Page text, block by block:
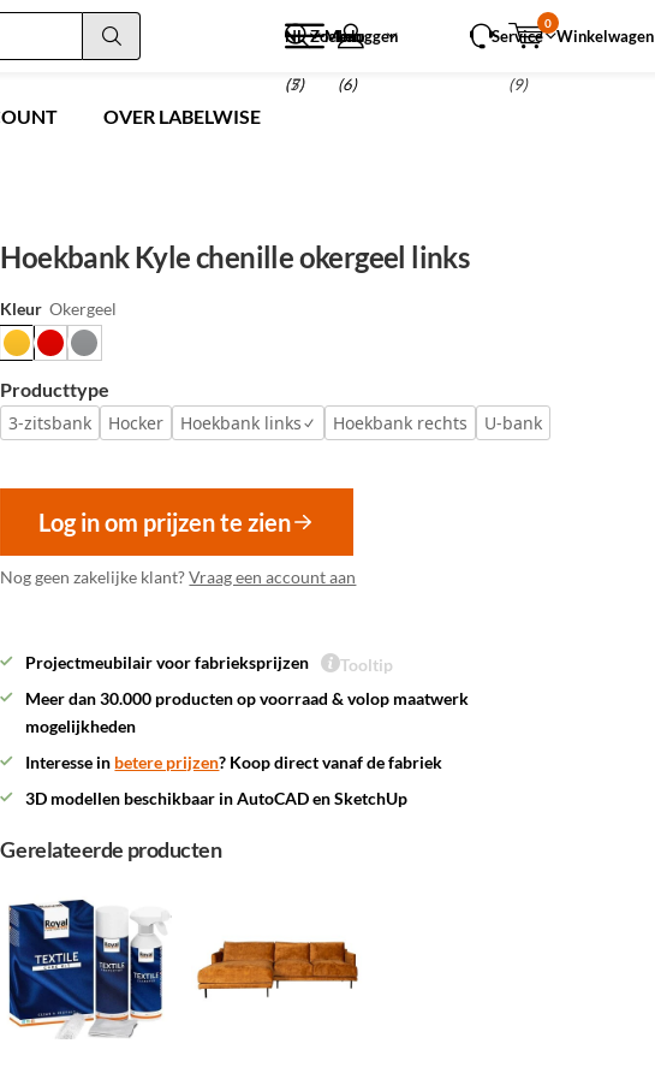
NL Zoeken
(5)
Inloggen
(6)
Menu
(7)
Service Winkelwagen
0
(9)
OVER LABELWISE
Hoekbank Kyle chenille okergeel links
Kleur Okergeel
Producttype
3-zitsbank
Hocker Hoekbank links Hoekbank rechts U-bank
Log in om prijzen te zien
Nog geen zakelijke klant?Vraag een account aan
Projectmeubilair voor fabrieksprijzen
Tooltip
Meer dan 30.000 producten op voorraad & volop maatwerk
mogelijkheden
Interesse in betere prijzen? Koop direct vanaf de fabriek
3D modellen beschikbaar in AutoCAD en SketchUp
Gerelateerde producten